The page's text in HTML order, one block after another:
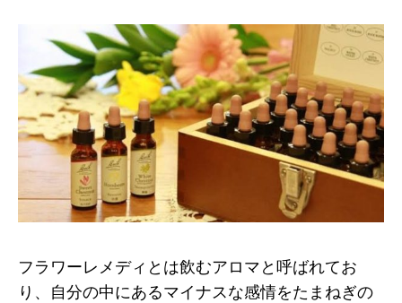
フラワーレメディとは飲むアロマと呼ばれてお
り、自分の中にあるマイナスな感情をたまねぎの